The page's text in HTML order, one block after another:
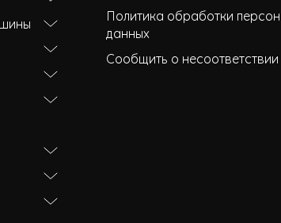
Политика обработки
данных
Сообщить о несоответствии